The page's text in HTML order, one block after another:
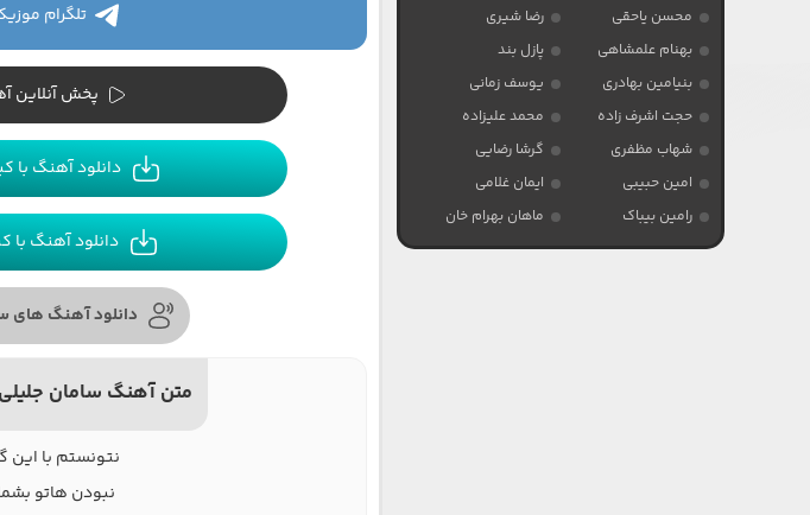
تلگرام
پخش آنلاین
دانلود آهنگ با
دانلود آهنگ با
دانلود آهنگ های
متن آهنگ سامان
نتونستم با این
نبودن هاتو
محسن یاحقی
رضا شیری
بهنام علمشاهی
پازل بند
بنیامین بهادری
یوسف زمانی
حجت اشرف زاده
محمد علیزاده
شهاب مظفری
گرشا رضایی
امین حبیبی
ایمان غلامی
رامین بیباک
ماهان بهرام خان